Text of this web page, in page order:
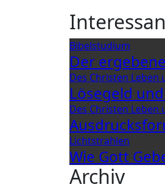
Bibelstudium
Der
Des Christen Leben
Lösegeld
Des Christen Leben
Lichtstrahlen
Wie Gott
Archiv